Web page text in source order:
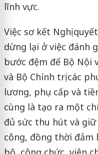
lĩnh vực.
Việc sơ kết Nghị
dừng lại ở việc đánh
bước đệm để Bộ Nội
và Bộ Chính trị các
lương, phụ cấp và
cùng là tạo ra một
đủ sức thu hút và
công, đồng thời đảm